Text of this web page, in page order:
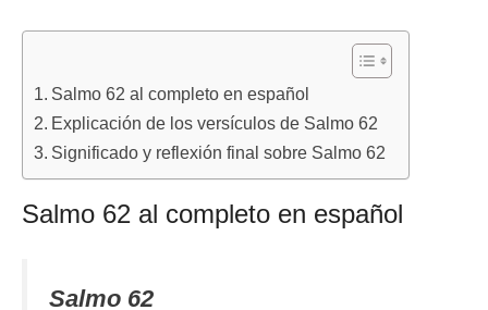
Salmo 62 al completo en español
Explicación de los versículos de Salmo 62
Significado y reflexión final sobre Salmo 62
Salmo 62 al completo en español
Salmo 62